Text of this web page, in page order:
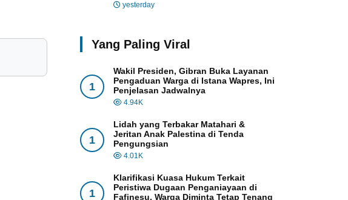
yesterday
Yang Paling Viral
1
Wakil Presiden, Gibran Buka Layanan
Pengaduan Warga di Istana Wapres, Ini
Penjelasan Jadwalnya
4.94K
1
Lidah yang Terbakar Matahari &
Jeritan Anak Palestina di Tenda
Pengungsian
4.01K
1
Klarifikasi Kuasa Hukum Terkait
Peristiwa Dugaan Penganiayaan di
Fafinesu, Warga Diminta Tetap Tenang